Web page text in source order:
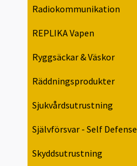
Radiokommunikation
REPLIKA Vapen
Ryggsäckar & Väskor
Räddningsprodukter
Sjukvårdsutrustning
Självförsvar - Self Defense
Skyddsutrustning